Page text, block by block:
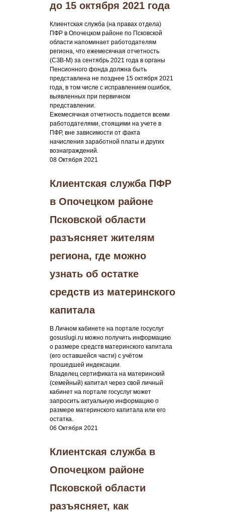
до 15 октября 2021 года
Клиентская служба (на правах отдела)
ПФР в Опочецком районе по Псковской
области напоминает работодателям
региона, что ежемесячная отчетность
(СЗВ-М) за сентябрь 2021 года в органы
Пенсионного фонда должна быть
представлена не позднее 15 октября 2021
года, в том числе с исправлением ошибок,
выявленных при первичном
представлении.
Ежемесячная отчетность подается всеми
работодателями, стоящими на учете в
ПФР, вне зависимости от факта
начисления заработной платы и других
вознаграждений.
08 Октября 2021
Клиентская служба ПФР
в Опочецком районе
Псковской области
разъясняет жителям
региона, где можно
узнать об остатке
средств из материнского
капитала
В Личном кабинете на портале госуслуг
gosuslugi.ru можно получить информацию
о размере средств материнского капитала
(его оставшейся части) с учётом
прошедшей индексации.
Владелец сертификата на материнский
(семейный) капитал через свой личный
кабинет на портале госуслуг может
запросить актуальную информацию о
размере материнского капитала или его
остатка.
06 Октября 2021
Клиентская служба в
Опочецком районе
Псковской области
разъясняет, как